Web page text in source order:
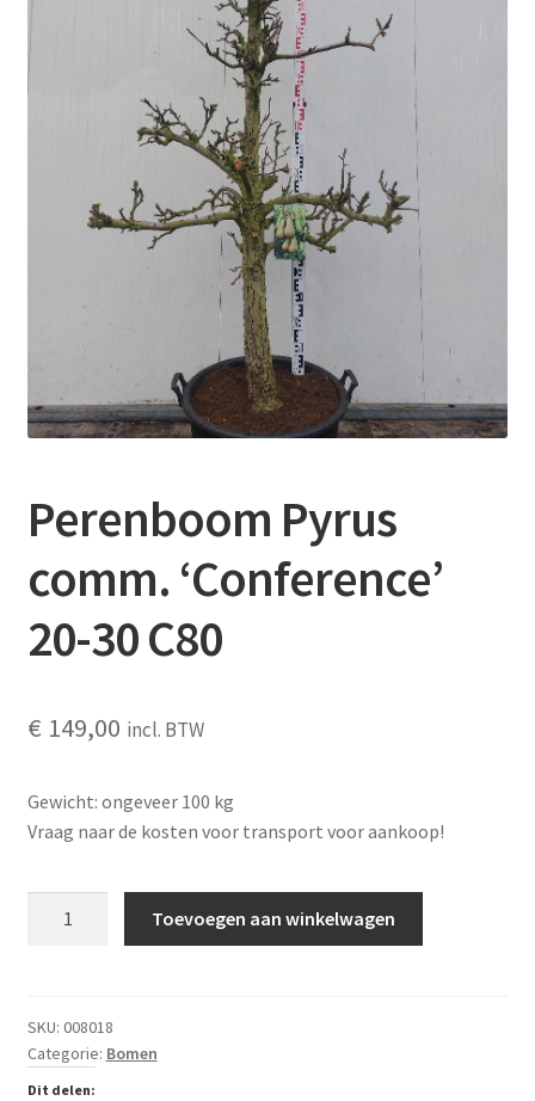
Contact
Booking Search
Perenboom Pyrus
comm. ‘Conference’
20-30 C80
€ 149,00 incl. BTW
Gewicht: ongeveer 100 kg
Vraag naar de kosten voor transport voor aankoop!
20-
30 C80
aantal
Toevoegen aan winkelwagen
SKU: 008018
Categorie: Bomen
Dit delen: